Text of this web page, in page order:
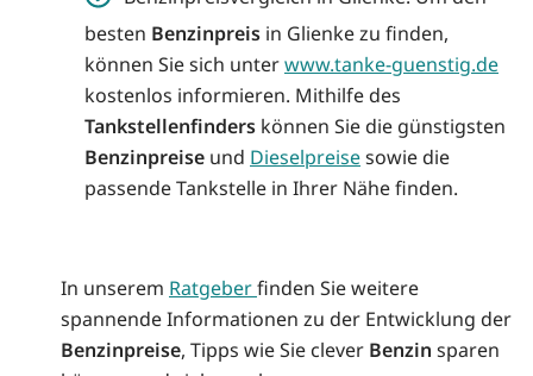
besten Benzinpreis in Glienke zu finden,
können Sie sich unterwww.tanke-guenstig.de
kostenlos informieren. Mithilfe des
Tankstellenfinders können Sie die günstigsten
Benzinpreise und Dieselpreisesowie die
passende Tankstelle in Ihrer Nähe finden.
In unserem Ratgeberfinden Sie weitere
spannende Informationen zu der Entwicklung der
Benzinpreise, Tipps wie Sie clever Benzin sparen